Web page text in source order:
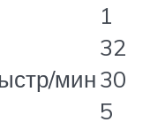
1
32
мин30
5